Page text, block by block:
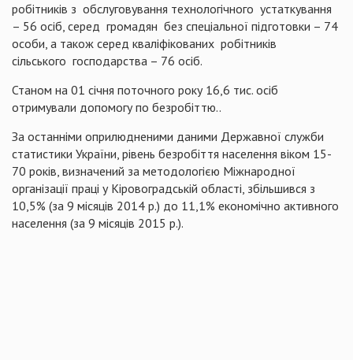
робітників з обслуговування технологічного устаткування
– 56 осіб, серед громадян без спеціальної підготовки – 74
особи, а також серед кваліфікованих робітників
сільського господарства – 76 осіб.
Станом на 01 січня поточного року 16,6 тис. осіб
отримували допомогу по безробіттю..
За останніми оприлюдненими даними Державної служби
статистики України, рівень безробіття населення віком 15-
70 років, визначений за методологією Міжнародної
організації праці у Кіровоградській області, збільшився з
10,5% (за 9 місяців 2014 р.) до 11,1% економічно активного
населення (за 9 місяців 2015 р.).